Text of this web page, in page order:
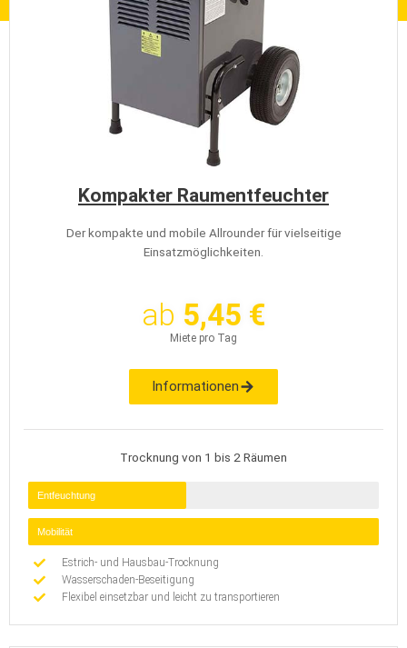
Kompakter Raumentfeuchter
Der kompakte und mobile Allrounder für vielseitige
Einsatzmöglichkeiten.
ab 5,45 €
Miete pro Tag
Informationen
Trocknung von 1 bis 2 Räumen
Entfeuchtung
Mobilität
Estrich- und Hausbau-Trocknung
Wasserschaden-Beseitigung
Flexibel einsetzbar und leicht zu transportieren